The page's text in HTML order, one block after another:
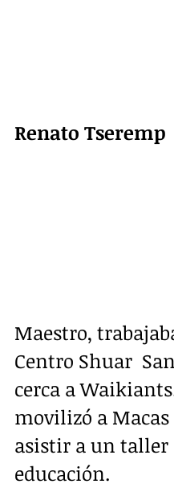
Renato Tseremp
Maestro,
Centro Shuar
cerca a
movilizó a
asistir a un taller
educación.